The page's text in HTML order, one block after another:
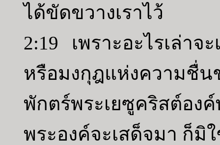
ได้ขัดขวางเราไว้
2:19 เพราะอะไรเล่า
หรือมงกุฎแห่งความชื่
พักตร์พระเยซูคริสต์อ
พระองค์จะเสด็จมา ก็มิ